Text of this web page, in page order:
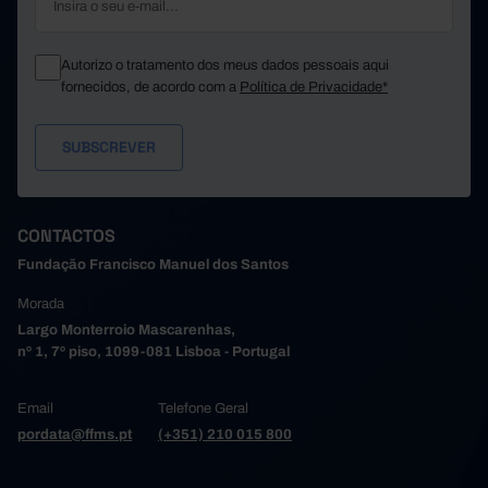
Autorizo o tratamento dos meus dados pessoais aqui
fornecidos, de acordo com a Política de Privacidade*
CONTACTOS
Fundação Francisco Manuel dos Santos
Morada
Largo Monterroio Mascarenhas,
nº 1, 7º piso, 1099-081 Lisboa - Portugal
Email
pordata@ffms.pt
Telefone Geral
(+351) 210 015 800